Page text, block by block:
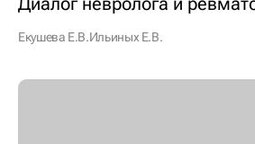
Екушева Е.В.Ильиных Е.В.